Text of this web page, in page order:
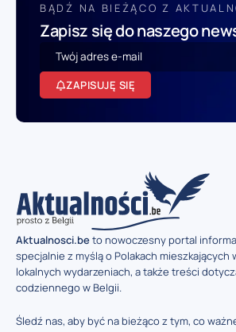
BĄDŹ NA BIEŻĄCO Z
Zapisz się do naszego
ZAPISUJĘ SIĘ
Aktualnosci.beto nowoczesny portal
specjalnie z myślą o Polakach mieszkających
lokalnych wydarzeniach, a także treści
codziennego w Belgii.
Śledź nas, aby być na bieżąco z tym, co